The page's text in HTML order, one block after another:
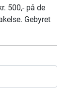
500,- på de
Gebyret